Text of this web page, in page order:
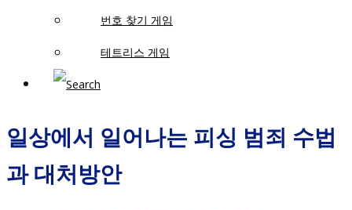
번호 찾기 게임
테트리스 게임
일상에서 일어나는 피싱 범죄 수법
과 대처방안